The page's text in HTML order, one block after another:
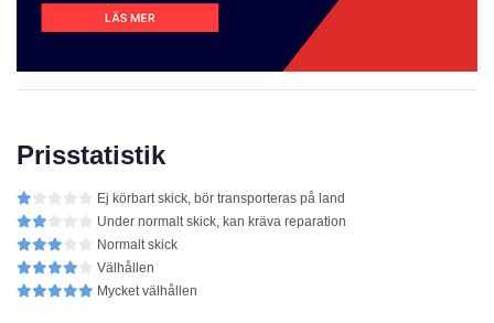
Prisstatistik
Ej körbart skick, bör transporteras på land
Under normalt skick, kan kräva reparation
Normalt skick
Välhållen
Mycket välhållen